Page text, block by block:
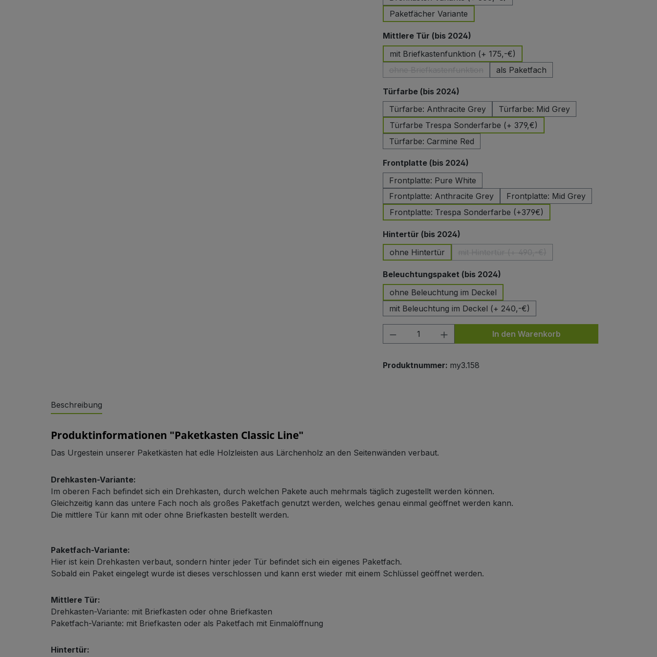
Referenzen
Schließsystem
HPL-Material
Paketfächer Variante
Mittlere Tür (bis 2024)auswählen
mit Briefkastenfunktion (+ 175,-€)
(Diese Option ist zurzeit nicht verfügbar.)
als Paketfach
Türfarbe (bis 2024)auswählen
Türfarbe: Anthracite Grey
Türfarbe: Mid Grey
Türfarbe Trespa Sonderfarbe (+ 379,€)
Türfarbe: Carmine Red
Frontplatte (bis 2024)auswählen
Frontplatte: Pure White
Frontplatte: Anthracite Grey
Frontplatte: Mid Grey
Frontplatte: Trespa Sonderfarbe (+379€)
Hintertür (bis 2024)auswählen
ohne Hintertür
Beleuchtungspaket (bis 2024)auswählen
ohne Beleuchtung im Deckel
mit Beleuchtung im Deckel (+ 240,-€)
Produkt Anzahl: Gib den gewünschten Wert
In den Warenkorb
Produktnummer: my3.158
Beschreibung
Produktinformationen "Paketkasten Classic Line"
Das Urgestein unserer Paketkästen hat edle Holzleisten aus Lärchenholz an den Seitenwänden verbaut.
Drehkasten-Variante:
Im oberen Fach befindet sich ein Drehkasten, durch welchen Pakete auch mehrmals täglich zugestellt werden können.
Gleichzeitig kann das untere Fach noch als großes Paketfach genutzt werden, welches genau einmal geöffnet werden kann.
Die mittlere Tür kann mit oder ohne Briefkasten bestellt werden.
Paketfach-Variante:
Hier ist kein Drehkasten verbaut, sondern hinter jeder Tür befindet sich ein eigenes Paketfach.
Sobald ein Paket eingelegt wurde ist dieses verschlossen und kann erst wieder mit einem Schlüssel geöffnet werden.
Mittlere Tür:
Drehkasten-Variante: mit Briefkasten oder ohne Briefkasten
Paketfach-Variante: mit Briefkasten oder als Paketfach mit Einmalöffnung
Hintertür: